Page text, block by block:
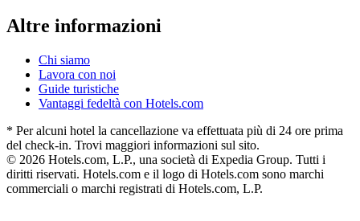
Altre informazioni
Chi siamo
Lavora con noi
Guide turistiche
Vantaggi fedeltà con Hotels.com
* Per alcuni hotel la cancellazione va effettuata più di 24 ore prima
del check-in. Trovi maggiori informazioni sul sito.
© 2026 Hotels.com, L.P., una società di Expedia Group. Tutti i
diritti riservati. Hotels.com e il logo di Hotels.com sono marchi
commerciali o marchi registrati di Hotels.com, L.P.